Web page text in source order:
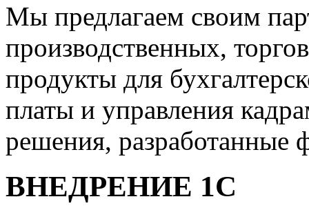
Мы предлагаем своим
производственных,
продукты для
платы и управления
решения, разработанные
ВНЕДРЕНИЕ 1С